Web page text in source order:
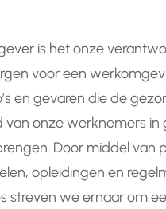
is het onze
voor een
en gevaren die de
van onze werknemers in
Door middel van
opleidingen en
streven we ernaar om